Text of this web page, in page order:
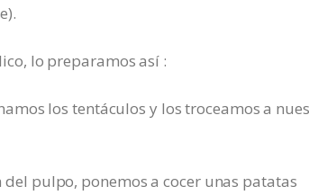
lo preparamos así :
los tentáculos y los troceamos a
del pulpo, ponemos a cocer unas patatas